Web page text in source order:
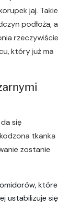
jaj. Takie
podłoża, a
rzeczywiście
który już ma
się
tkanka
zostanie
które
ustabilizuje się